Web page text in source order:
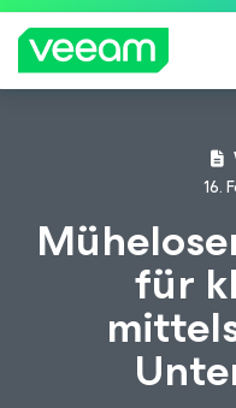
Hinweise von
Update von
R
ERFA
16.
für